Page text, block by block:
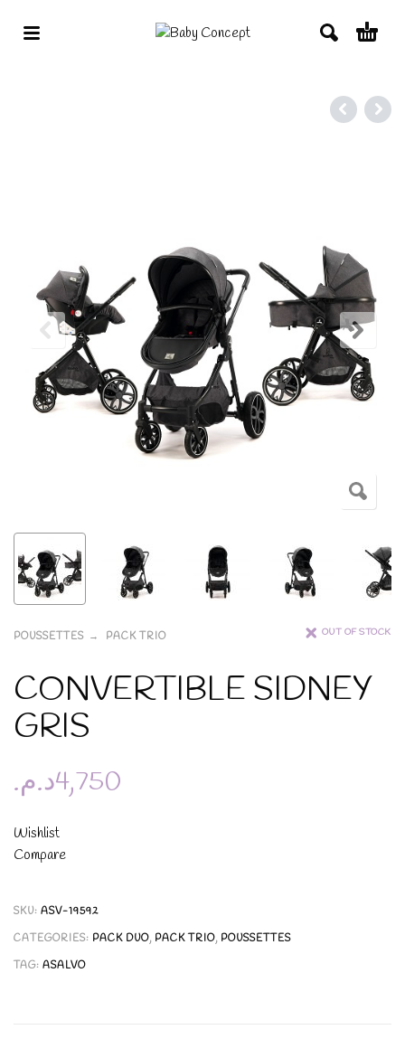
POUSSETTES PACK TRIO OUT OF STOCK
CONVERTIBLE SIDNEY
GRIS
4,750د.م.
Wishlist
Compare
SKU: ASV-19592
CATEGORIES: PACK DUO, PACK TRIO, POUSSETTES
TAG: ASALVO